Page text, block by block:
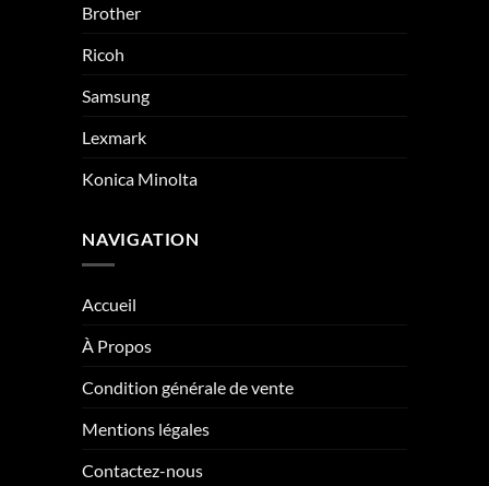
Brother
Ricoh
Samsung
Lexmark
Konica Minolta
NAVIGATION
Accueil
À Propos
Condition générale de vente
Mentions légales
Contactez-nous